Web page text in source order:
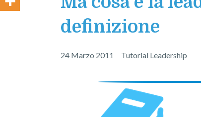
definizione
24 Marzo 2011 Tutorial Leadership